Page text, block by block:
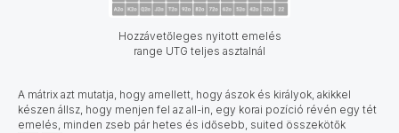
Hozzávetőleges nyitott emelés
range UTG teljes asztalnál
A mátrix azt mutatja, hogy amellett, hogy ászok és királyok, akikkel
készen állsz, hogy menjen fel az all-in, egy korai pozíció révén egy tét
emelés, minden zseb pár hetes és idősebb, suited összekötők